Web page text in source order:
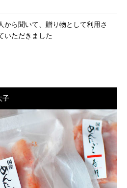
から聞いて、贈り物として利用さ
いただきました
子